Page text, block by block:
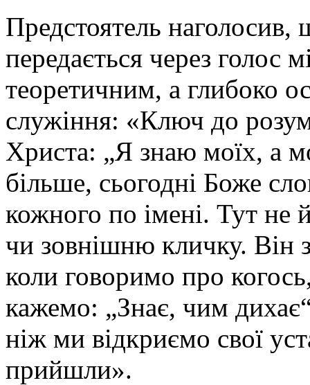
Предстоятель наголосив,
передається через голос
теоретичним, а глибоко
служіння: «Ключ до
Христа: „Я знаю моїх, а
більше, сьогодні Боже
кожного по імені. Тут не
чи зовнішню кличку. Він
коли говоримо про
кажемо: „Знає, чим
ніж ми відкриємо свої
прийшли».